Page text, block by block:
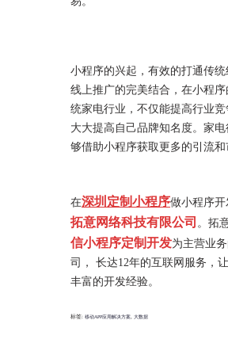
小程序的兴起，有效的打通传
线上推广的完美结合，在小程
统家电行业，不仅能提高行业
大大提高自己品牌知名度。家
够借助小程序获取更多的引流和
在深圳定制小程序做小程序
拓意网络科技有限公司 。拓
信小程序定制开发为主营业
司， 长达12年的互联网服务，
丰富的开发经验。
标签: 移动APP应用解决方案 大数据